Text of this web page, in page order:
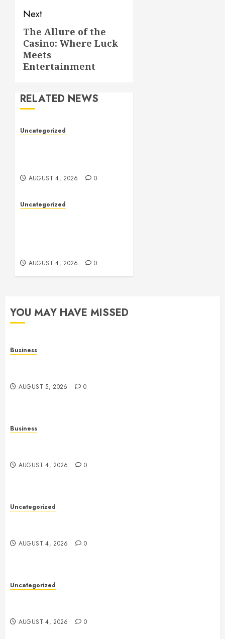
Next
Next
post:
The Allure of the
Casino: Where Luck
Meets
Entertainment
RELATED NEWS
Uncategorized
AUGUST 4, 2026 0
Uncategorized
AUGUST 4, 2026 0
YOU MAY HAVE MISSED
Business
AUGUST 5, 2026 0
Business
AUGUST 4, 2026 0
Uncategorized
AUGUST 4, 2026 0
Uncategorized
AUGUST 4, 2026 0